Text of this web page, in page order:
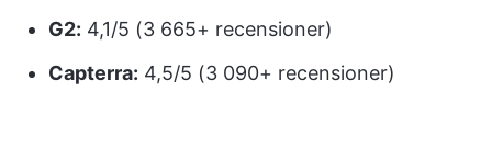
G2: 4,1/5 (3 665+ recensioner)
Capterra: 4,5/5 (3 090+ recensioner)